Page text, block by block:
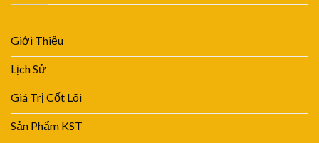
Giới Thiệu
Lịch Sử
Giá Trị Cốt Lõi
Sản Phẩm KST